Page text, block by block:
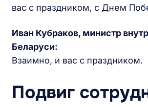
вас с праздником, с Днем
Иван Кубраков, министр
Беларуси:
Взаимно, и вас с праздником.
Подвиг